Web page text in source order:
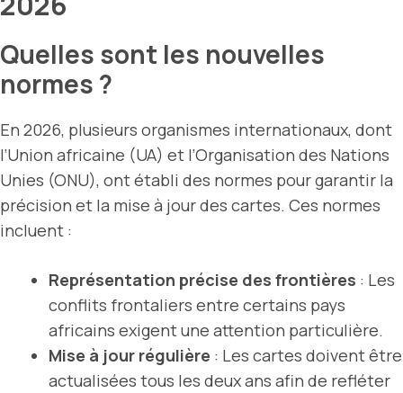
Quelles sont les nouvelles
normes ?
En 2026, plusieurs organismes internationaux, dont
l’Union africaine (UA) et l’Organisation des Nations
Unies (ONU), ont établi des normes pour garantir la
précision et la mise à jour des cartes. Ces normes
incluent :
Représentation précise des frontières : Les
conflits frontaliers entre certains pays
africains exigent une attention particulière.
Mise à jour régulière : Les cartes doivent être
actualisées tous les deux ans afin de refléter